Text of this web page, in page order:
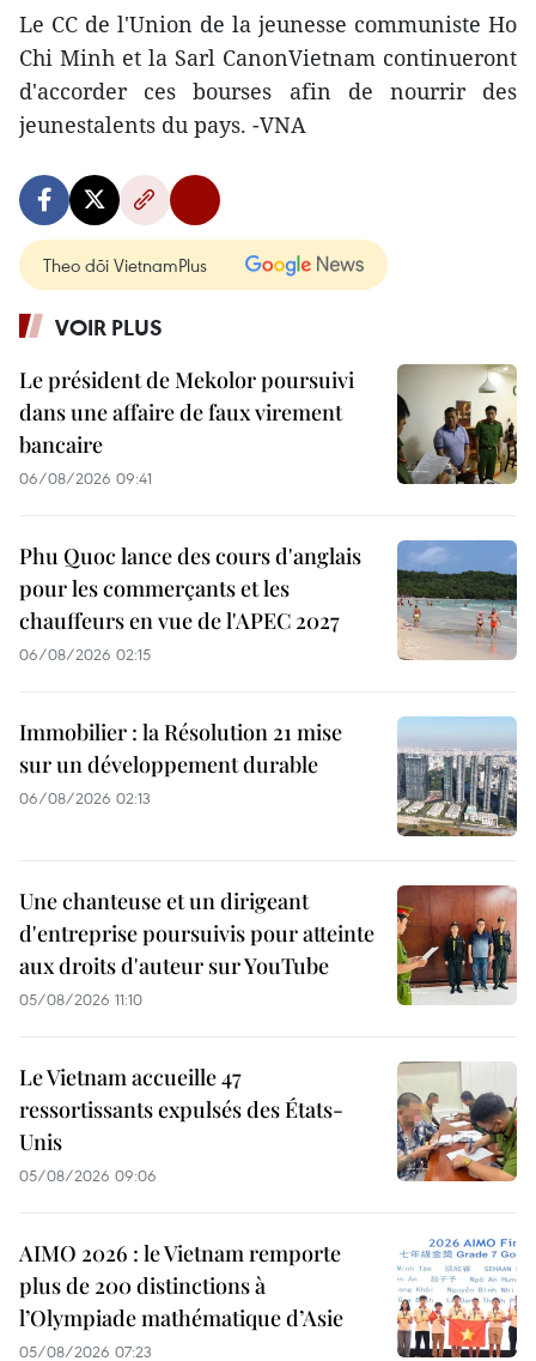
Le CC de l'Union de la jeunesse communiste Ho
Chi Minh et la Sarl CanonVietnam continueront
d'accorder ces bourses afin de nourrir des
jeunestalents du pays. -VNA
Theo dõi VietnamPlus
VOIR PLUS
Le président de Mekolor poursuivi
dans une affaire de faux virement
bancaire
06/08/2026 09:41
Phu Quoc lance des cours d'anglais
pour les commerçants et les
chauffeurs en vue de l'APEC 2027
06/08/2026 02:15
Immobilier : la Résolution 21 mise
sur un développement durable
06/08/2026 02:13
Une chanteuse et un dirigeant
d'entreprise poursuivis pour atteinte
aux droits d'auteur sur YouTube
05/08/2026 11:10
Le Vietnam accueille 47
ressortissants expulsés des États-
Unis
05/08/2026 09:06
AIMO 2026 : le Vietnam remporte
plus de 200 distinctions à
l’Olympiade mathématique d’Asie
05/08/2026 07:23